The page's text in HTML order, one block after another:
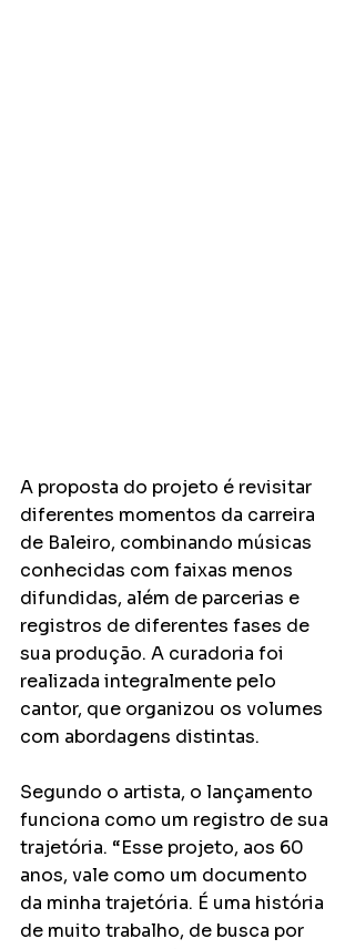
A proposta do projeto é revisitar
diferentes momentos da carreira
de Baleiro, combinando músicas
conhecidas com faixas menos
difundidas, além de parcerias e
registros de diferentes fases de
sua produção. A curadoria foi
realizada integralmente pelo
cantor, que organizou os volumes
com abordagens distintas.
Segundo o artista, o lançamento
funciona como um registro de sua
trajetória. “Esse projeto, aos 60
anos, vale como um documento
da minha trajetória. É uma história
de muito trabalho, de busca por